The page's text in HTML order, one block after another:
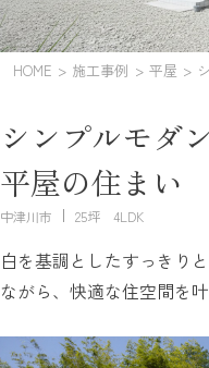
HOME 施工事例 平屋
シンプルモダ
平屋の住まい
中津川市 25坪 4LDK
白を基調としたすっきり
ながら、快適な住空間を